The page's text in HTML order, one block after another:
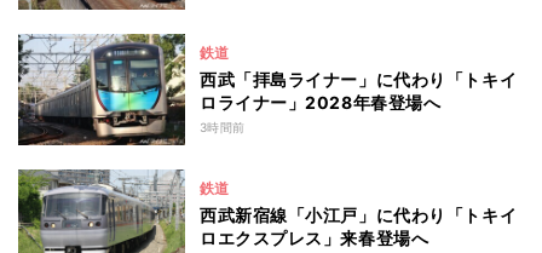
鉄道
西武「拝島ライナー」に代わり「トキイ
ロライナー」2028年春登場へ
3時間前
鉄道
西武新宿線「小江戸」に代わり「トキイ
ロエクスプレス」来春登場へ